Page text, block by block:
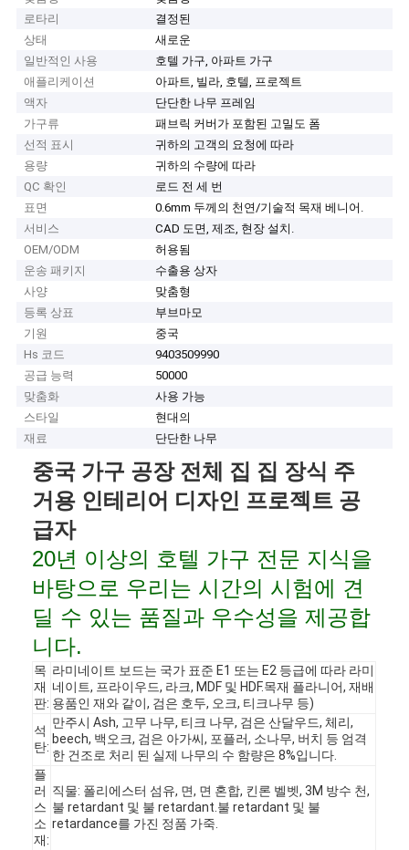
로타리
결정된
상태
새로운
일반적인 사용
호텔 가구, 아파트 가구
애플리케이션
아파트, 빌라, 호텔, 프로젝트
액자
단단한 나무 프레임
가구류
패브릭 커버가 포함된 고밀도 폼
선적 표시
귀하의 고객의 요청에 따라
용량
귀하의 수량에 따라
QC 확인
로드 전 세 번
표면
0.6mm 두께의 천연/기술적 목재 베니어.
서비스
CAD 도면, 제조, 현장 설치.
OEM/ODM
허용됨
운송 패키지
수출용 상자
사양
맞춤형
등록 상표
부브마모
기원
중국
Hs 코드
9403509990
공급 능력
50000
맞춤화
사용 가능
스타일
현대의
재료
단단한 나무
중국 가구 공장 전체 집 집 장식 주
거용 인테리어 디자인 프로젝트 공
급자
20년 이상의 호텔 가구 전문 지식을
바탕으로 우리는 시간의 시험에 견
딜 수 있는 품질과 우수성을 제공합
니다.
목
재
판:
라미네이트 보드는 국가 표준 E1 또는 E2 등급에 따라 라미
네이트, 프라이우드, 라크, MDF 및 HDF.목재 플라니어, 재배
용품인 재와 같이, 검은 호두, 오크, 티크나무 등)
석
탄:
만주시 Ash, 고무 나무, 티크 나무, 검은 산달우드, 체리,
beech, 백오크, 검은 아가씨, 포플러, 소나무, 버치 등 엄격
한 건조로 처리 된 실제 나무의 수 함량은 8%입니다.
플
러
스
소
재:
직물: 폴리에스터 섬유, 면, 면 혼합, 킨론 벨벳, 3M 방수 천,
불 retardant 및 불 retardant.불 retardant 및 불
retardance를 가진 정품 가죽.